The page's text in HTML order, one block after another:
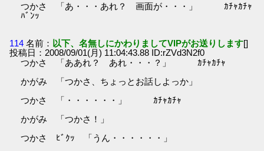
つかさ 「あ・・・あれ？ 画面が・・・」 ｶﾁｬｶﾁｬ
ﾊﾞﾝｯ
114 名前： 以下、名無しにかわりましてVIPがお送りします[]
投稿日：2008/09/01(月) 11:04:43.88 ID:rZVd3N2f0
つかさ 「ああれ？ あれ・・・？」 ｶﾁｬｶﾁｬ
かがみ 「つかさ、ちょっとお話しよっか」
つかさ 「・・・・・・」 ｶﾁｬｶﾁｬ
かがみ 「つかさ！」
つかさ ﾋﾞｸｯ 「うん・・・・・・」